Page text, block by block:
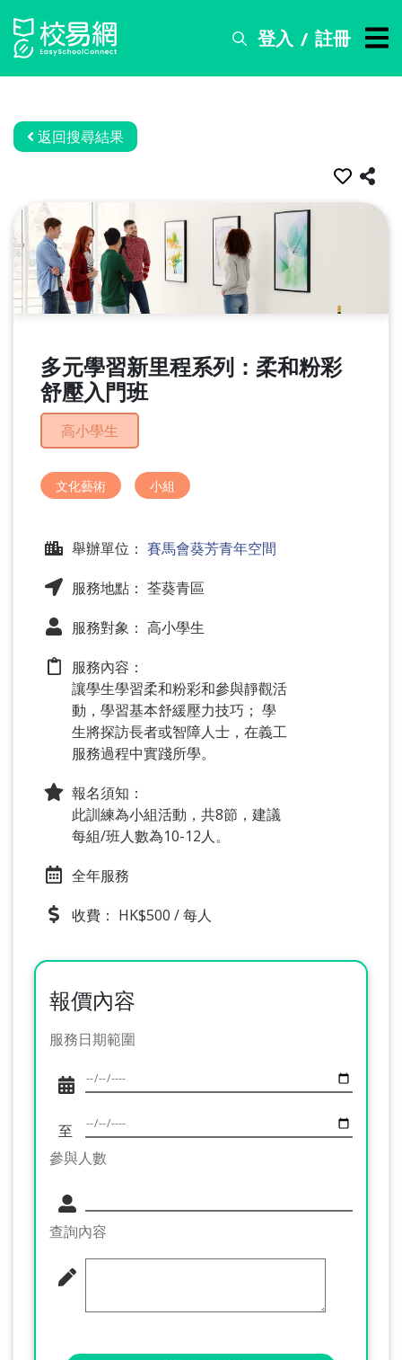
登入 / 註冊
搜
務
資
訊
關
於
我
返回搜尋結果
多元學習新里程系列：柔和粉彩
舒壓入門班
高小學生
文化藝術 小組
舉辦單位： 賽馬會葵芳青年空間
服務地點： 荃葵青區
服務對象： 高小學生
服務內容：
讓學生學習柔和粉彩和參與靜觀活
動，學習基本舒緩壓力技巧； 學
生將探訪長者或智障人士，在義工
服務過程中實踐所學。
報名須知：
此訓練為小組活動，共8節，建議
每組/班人數為10-12人。
全年服務
收費： HK$500 / 每人
報價內容
服務日期範圍
至
參與人數
查詢內容